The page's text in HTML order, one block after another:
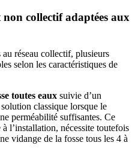
non collectif adaptées aux
réseau collectif, plusieurs
selon les caractéristiques de
toutes eaux suivie d’un
classique lorsque le
perméabilité suffisantes. Ce
l’installation, nécessite toutefois
vidange de la fosse tous les 4 à